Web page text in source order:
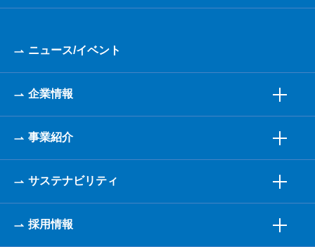
ニュース/イベント
企業情報
事業紹介
サステナビリティ
採用情報